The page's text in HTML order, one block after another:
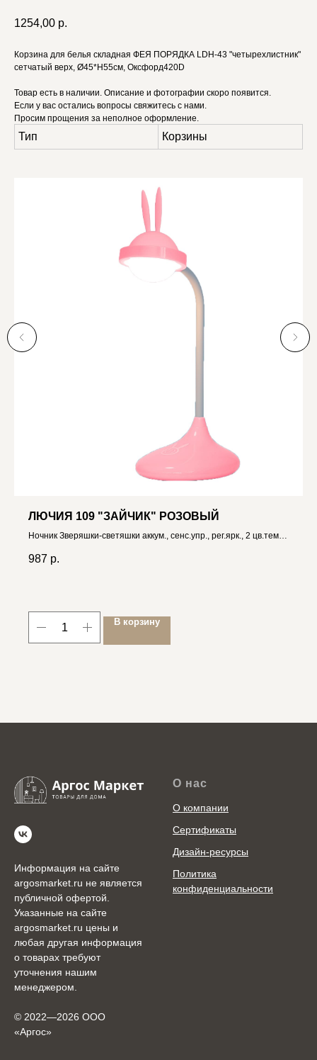
1254,00 р.
Корзина для белья складная ФЕЯ ПОРЯДКА LDH-43 "четырехлистник"
сетчатый верх, Ø45*H55см, Оксфорд420D
Товар есть в наличии. Описание и фотографии скоро появится.
Если у вас остались вопросы свяжитесь с нами.
Просим прощения за неполное оформление.
Тип Корзины
ЛЮЧИЯ 109 "ЗАЙЧИК" РОЗОВЫЙ
Ночник Зверяшки-светяшки аккум., сенс.упр., рег.ярк., 2 цв.темп
987 р.
В корзину
Информация на сайте
argosmarket.ru не является
публичной офертой.
Указанные на сайте
argosmarket.ru цены и
любая другая информация
о товарах требуют
уточнения нашим
менеджером.
© 2022—2026 ООО
«Аргоc»
О нас
О компании
Сертификаты
Дизайн-ресурсы
Политика
конфиденциальности